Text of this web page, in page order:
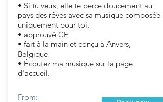
• Si tu veux, elle te berce doucement au
pays des rêves avec sa musique composée
uniquement pour toi.
• approuvé CE
• fait à la main et conçu à Anvers,
Belgique
• Écoutez ma musique sur la page
d'accueil.
From: